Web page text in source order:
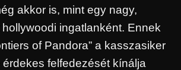
akkor is, mint egy nagy,
ingatlanként. Ennek
of Pandora” a kasszasiker
felfedezését kínálja